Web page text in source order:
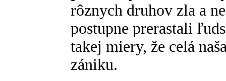
rôznych druhov zla a
postupne prerastali
takej miery, že celá
zániku.